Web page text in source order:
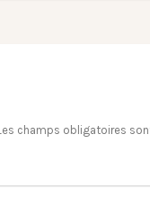
champs obligatoires